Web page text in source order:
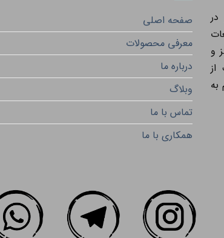
در
و
از
به
صفحه اصلی
معرفی محصولات
درباره ما
وبلاگ
تماس با ما
همکاری با ما